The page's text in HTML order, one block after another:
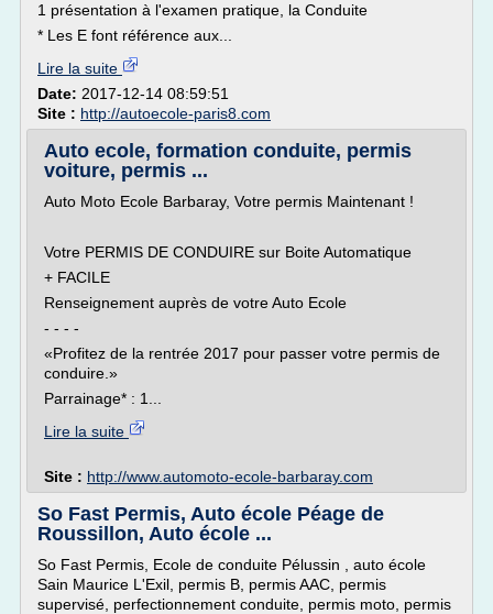
1 présentation à l'examen pratique, la Conduite
* Les E font référence aux...
Lire la suite
Date: 2017-12-14 08:59:51
Site : http://autoecole-paris8.com
Auto ecole, formation conduite, permis
voiture, permis ...
Auto Moto Ecole Barbaray, Votre permis Maintenant !
Votre PERMIS DE CONDUIRE sur Boite Automatique
+ FACILE
Renseignement auprès de votre Auto Ecole
- - - -
«Profitez de la rentrée 2017 pour passer votre permis de
conduire.»
Parrainage* : 1...
Lire la suite
Site : http://www.automoto-ecole-barbaray.com
So Fast Permis, Auto école Péage de
Roussillon, Auto école ...
So Fast Permis, Ecole de conduite Pélussin , auto école
Sain Maurice L'Exil, permis B, permis AAC, permis
supervisé, perfectionnement conduite, permis moto, permis